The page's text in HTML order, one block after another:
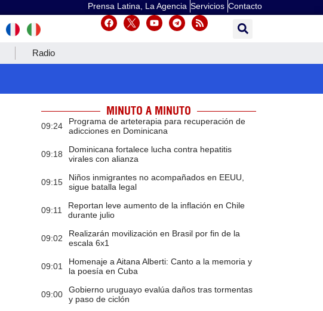
Prensa Latina, La Agencia Servicios Contacto
Radio
MINUTO A MINUTO
09:24
Programa de arteterapia para recuperación de
adicciones en Dominicana
09:18
Dominicana fortalece lucha contra hepatitis
virales con alianza
09:15
Niños inmigrantes no acompañados en EEUU,
sigue batalla legal
09:11
Reportan leve aumento de la inflación en Chile
durante julio
09:02
Realizarán movilización en Brasil por fin de la
escala 6x1
09:01
Homenaje a Aitana Alberti: Canto a la memoria y
la poesía en Cuba
09:00
Gobierno uruguayo evalúa daños tras tormentas
y paso de ciclón